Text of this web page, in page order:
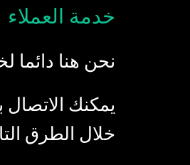
خدمة العملاء
نحن هنا دائما
يمكنك الاتصال
خلال الطرق